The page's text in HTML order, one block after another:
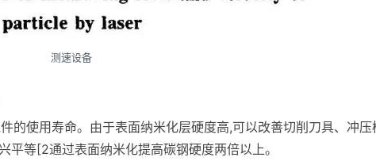
测速设备
的使用寿命。由于表面纳米化层硬度高,可以改善切削刀具、冲压
等[2通过表面纳米化提高碳钢硬度两倍以上。